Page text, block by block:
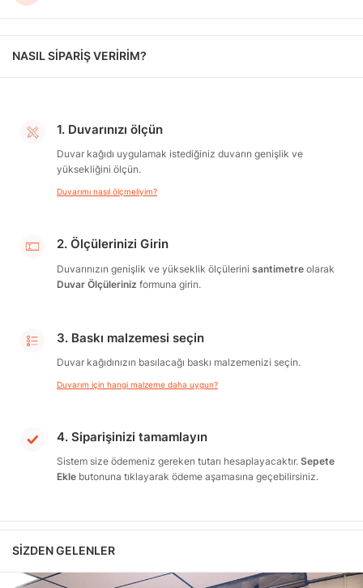
NASIL SİPARİŞ VERİRİM?
1. Duvarınızı ölçün
Duvar kağıdı uygulamak istediğiniz duvarın genişlik ve
yüksekliğini ölçün.
Duvarımı nasıl ölçmeliyim?
2. Ölçülerinizi Girin
Duvarınızın genişlik ve yükseklik ölçülerini santimetre olarak
Duvar Ölçüleriniz formuna girin.
3. Baskı malzemesi seçin
Duvar kağıdınızın basılacağı baskı malzemenizi seçin.
Duvarım için hangi malzeme daha uygun?
4. Siparişinizi tamamlayın
Sistem size ödemeniz gereken tutarı hesaplayacaktır. Sepete
Ekle butonuna tıklayarak ödeme aşamasına geçebilirsiniz.
SIZDEN GELENLER